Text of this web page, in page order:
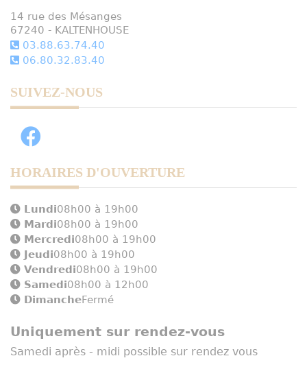
14 rue des Mésanges
67240 - KALTENHOUSE
03.88.63.74.40
06.80.32.83.40
SUIVEZ-NOUS
HORAIRES D'OUVERTURE
Lundi08h00 à 19h00
Mardi08h00 à 19h00
Mercredi08h00 à 19h00
Jeudi08h00 à 19h00
Vendredi08h00 à 19h00
Samedi08h00 à 12h00
DimancheFermé
Uniquement sur rendez-vous
Samedi après - midi possible sur rendez vous